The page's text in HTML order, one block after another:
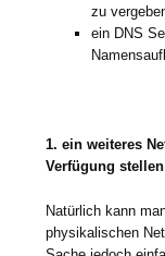
zu
ein DNS
1. ein weiteres
Verfügung
Natürlich kann
physikalischen